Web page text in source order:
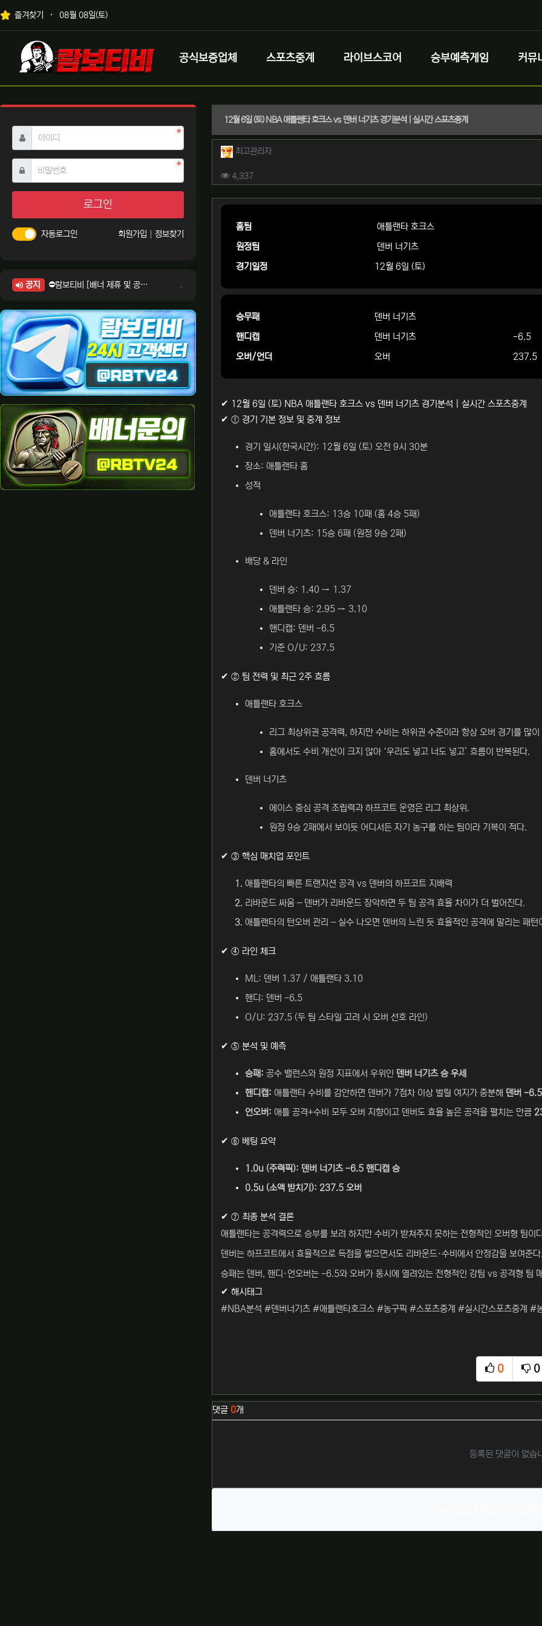
상단 네비
즐겨찾기 08월 08일(토)
메인 메뉴
로고
공식보증업체 스포츠중계 라이브스코어 승부예측게임 커뮤
12월 6일 (토) NBA 애틀랜타 호크스 vs 덴버 너기츠 경기분석 | 실시간 스포츠중계
작성자 정보
최고관리자작성
컨텐츠 정보
4,337조회
본문
홈팀
애틀랜타 호크스
원정팀
덴버 너기츠
경기일정
12월 6일 (토)
승무패
덴버 너기츠
핸디캡
덴버 너기츠
-6.5
오버/언더
오버 237.5
✔ 12월 6일 (토) NBA 애틀랜타 호크스 vs 덴버 너기츠 경기분석 | 실시간 스포츠중계
✔ ① 경기 기본 정보 및 중계 정보
경기 일시(한국시간): 12월 6일 (토) 오전 9시 30분
장소: 애틀랜타 홈
성적
애틀랜타 호크스: 13승 10패 (홈 4승 5패)
덴버 너기츠: 15승 6패 (원정 9승 2패)
배당 & 라인
덴버 승: 1.40 → 1.37
애틀랜타 승: 2.95 → 3.10
핸디캡: 덴버 -6.5
기준 O/U: 237.5
✔ ② 팀 전력 및 최근 2주 흐름
애틀랜타 호크스
리그 최상위권 공격력, 하지만 수비는 하위권 수준이라 항상 오버 경기를 많이
홈에서도 수비 개선이 크지 않아 ‘우리도 넣고 너도 넣고’ 흐름이 반복된다.
덴버 너기츠
에이스 중심 공격 조립력과 하프코트 운영은 리그 최상위.
원정 9승 2패에서 보이듯 어디서든 자기 농구를 하는 팀이라 기복이 적다.
✔ ③ 핵심 매치업 포인트
애틀랜타의 빠른 트랜지션 공격 vs 덴버의 하프코트 지배력
리바운드 싸움 – 덴버가 리바운드 장악하면 두 팀 공격 효율 차이가 더 벌어진다.
애틀랜타의 턴오버 관리 – 실수 나오면 덴버의 느린 듯 효율적인 공격에 말리는 패턴
✔ ④ 라인 체크
ML: 덴버 1.37 / 애틀랜타 3.10
핸디: 덴버 -6.5
O/U: 237.5 (두 팀 스타일 고려 시 오버 선호 라인)
✔ ⑤ 분석 및 예측
승패: 공수 밸런스와 원정 지표에서 우위인 덴버 너기츠 승 우세
핸디캡: 애틀랜타 수비를 감안하면 덴버가 7점차 이상 벌릴 여지가 충분해 덴버 -
언오버: 애틀 공격+수비 모두 오버 지향이고 덴버도 효율 높은 공격을 펼치는 만큼
✔ ⑥ 베팅 요약
1.0u (주력픽): 덴버 너기츠 -6.5 핸디캡 승
0.5u (소액 받치기): 237.5 오버
✔ ⑦ 최종 분석 결론
애틀랜타는 공격력으로 승부를 보려 하지만 수비가 받쳐주지 못하는 전형적인 오버형 팀이
덴버는 하프코트에서 효율적으로 득점을 쌓으면서도 리바운드·수비에서 안정감을 보여준
승패는 덴버, 핸디·언오버는 -6.5와 오버가 동시에 열려있는 전형적인 강팀 vs 공격형 팀
✔ 해시태그
#NBA분석 #덴버너기츠 #애틀랜타호크스 #농구픽 #스포츠중계 #실시간스포츠중계 #
0
추천
0
비
관련자료
댓글 0개
등록된 댓글이 없습
아이디 필수
비밀번호필수
로그인
자동로그인 회원가입 정보찾기
공지
⛔람보티비 [배너 제휴 및 공식 입점 문의 안내]
⛔람보티비 [정회원 등급UP! 안내사항]
⛔람보티비 [채팅방 이용시 주의사항]
⛔람보티비 [공식보증업체 안내]